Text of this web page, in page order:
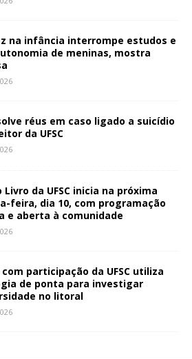
na infância interrompe estudos e
de meninas, mostra
réus em caso ligado a suicídio
da UFSC
Livro da UFSC inicia na próxima
feira, dia 10, com programação
e aberta à comunidade
participação da UFSC utiliza
de ponta para investigar
no litoral